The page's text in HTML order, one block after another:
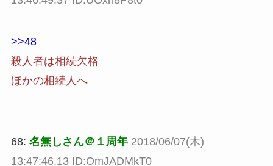
>>48
殺人者は相続欠格
ほかの相続人へ
68: 名無しさん＠１周年 2018/06/07(木)
13:47:46.13 ID:OmJADMkT0